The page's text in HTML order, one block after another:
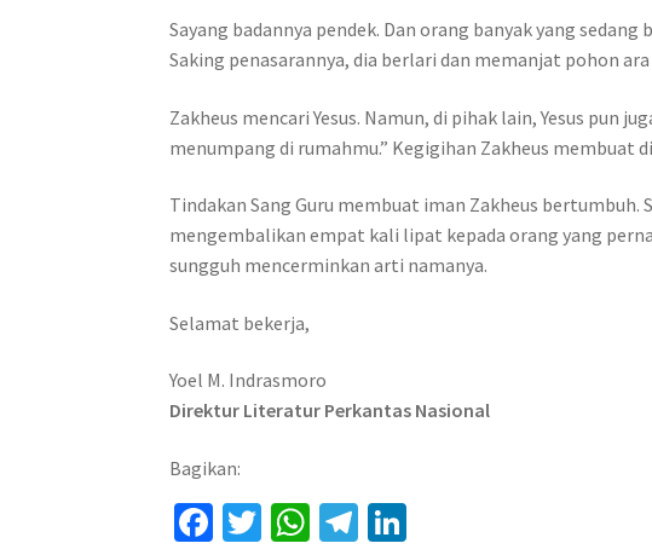
Sayang badannya pendek. Dan orang banyak yang
Saking penasarannya, dia berlari dan memanjat pohon
Zakheus mencari Yesus. Namun, di pihak lain, Yesus pun
menumpang di rumahmu.” Kegigihan Zakheus membuat
Tindakan Sang Guru membuat iman Zakheus
mengembalikan empat kali lipat kepada orang yang
sungguh mencerminkan arti namanya.
Selamat bekerja,
Yoel M. Indrasmoro
Direktur Literatur Perkantas Nasional
Bagikan:
Fa T
W Te